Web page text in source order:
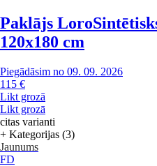
Paklājs Loro
120x180 cm
Piegādāsim no 09. 09. 2026
115 €
Likt grozā
Likt grozā
citas varianti
+ Kategorijas (3)
Jaunums
FD